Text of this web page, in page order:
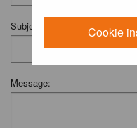
Cookie
Subject:
Message: